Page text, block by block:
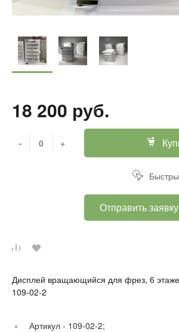
18 200 руб.
- +
Отправить
Дисплей вращающийся для фрез, 6
109-02-2
Артикул - 109-02-2;